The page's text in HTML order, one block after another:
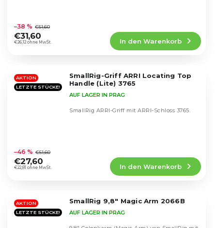
durchschnittliche
Produktbewertung
ist
Sternen.
€26,12 ohne MwSt.
–38 % €51,60
€31,60
In den Warenkorb
AKTION
LETZTE STÜCKE!
SmallRig-Griff ARRI Locating Top
Handle (Lite) 3765
durchschnittliche
Produktbewertung
ist
Sternen.
AUF LAGER IN PRAG
€22,81 ohne MwSt.
–46 % €51,60
€27,60
In den Warenkorb
SmallRig ARRI-Griff mit ARRI-Schloss 3765.
AKTION
LETZTE STÜCKE!
SmallRig 9,8" Magic Arm 2066B
AUF LAGER IN PRAG